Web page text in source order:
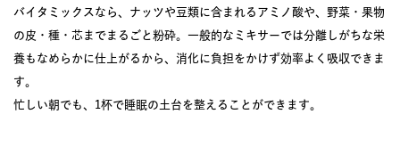
バイタミックスなら、ナッツや豆類に含まれるアミノ酸や、野菜・果物
の皮・種・芯までまるごと粉砕。一般的なミキサーでは分離しがちな栄
養もなめらかに仕上がるから、消化に負担をかけず効率よく吸収できま
す。
忙しい朝でも、1杯で睡眠の土台を整えることができます。